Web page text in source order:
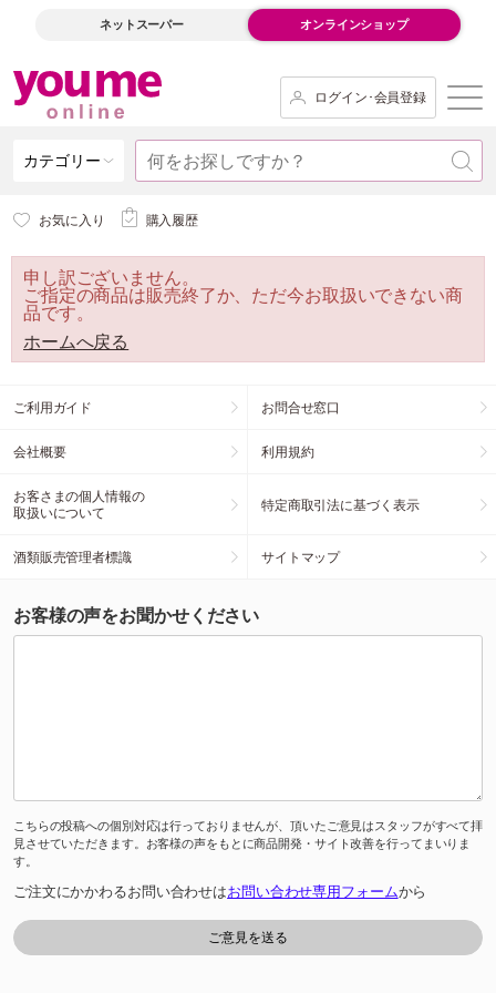
ネットスーパー オンラインショップ
ログイン･会員登録
カテゴリー
お気に入り 購入履歴
申し訳ございません。
ご指定の商品は販売終了か、ただ今お取扱いできない商
品です。
ホームへ戻る
ご利用ガイド お問合せ窓口
会社概要 利用規約
お客さまの個人情報の
取扱いについて
特定商取引法に基づく表示
酒類販売管理者標識 サイトマップ
お客様の声をお聞かせください
こちらの投稿への個別対応は行っておりませんが、頂いたご意見はスタッフがすべて拝
見させていただきます。お客様の声をもとに商品開発・サイト改善を行ってまいりま
す。
ご注文にかかわるお問い合わせはお問い合わせ専用フォームから